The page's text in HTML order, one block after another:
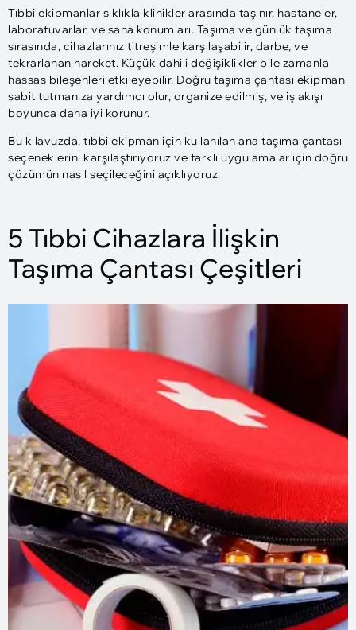
Tıbbi ekipmanlar sıklıkla klinikler arasında taşınır, hastaneler,
laboratuvarlar, ve saha konumları. Taşıma ve günlük taşıma
sırasında, cihazlarınız titreşimle karşılaşabilir, darbe, ve
tekrarlanan hareket. Küçük dahili değişiklikler bile zamanla
hassas bileşenleri etkileyebilir. Doğru taşıma çantası ekipmanı
sabit tutmanıza yardımcı olur, organize edilmiş, ve iş akışı
boyunca daha iyi korunur.
Bu kılavuzda, tıbbi ekipman için kullanılan ana taşıma çantası
seçeneklerini karşılaştırıyoruz ve farklı uygulamalar için doğru
çözümün nasıl seçileceğini açıklıyoruz.
5 Tıbbi Cihazlara İlişkin
Taşıma Çantası Çeşitleri